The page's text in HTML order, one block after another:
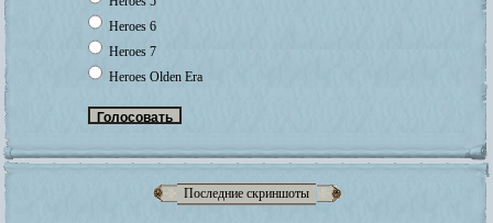
Heroes 6
Heroes 7
Heroes Olden Era
Последние скриншоты